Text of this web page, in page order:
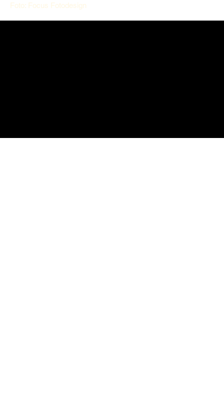
Foto: Focus Fotodesign